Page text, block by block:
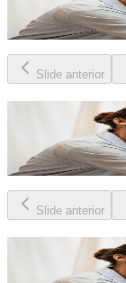
Assim como o
quando algo não
Slide anterior
Cuidar da
Assim como o
quando algo não
Slide anterior
Cuidar da